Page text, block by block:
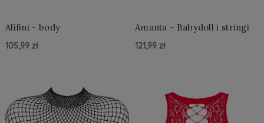
Alifini - body
105,99 zł
Amanta - Babydoll i stringi
121,99 zł